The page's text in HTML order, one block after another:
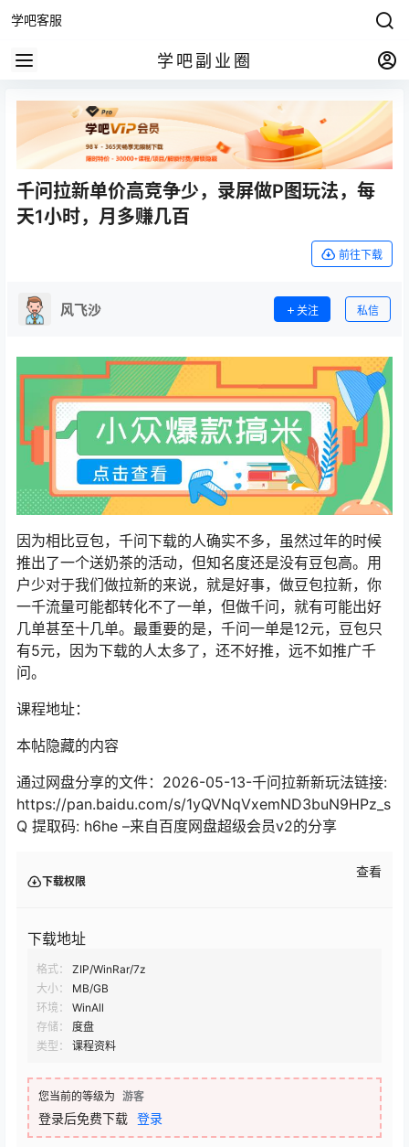
学吧客服
学吧副业圈
千问拉新单价高竞争少，录屏做P图玩法，每
天1小时，月多赚几百
前往下载
风飞沙 关注 私信
因为相比豆包，千问下载的人确实不多，虽然过年的时候
推出了一个送奶茶的活动，但知名度还是没有豆包高。用
户少对于我们做拉新的来说，就是好事，做豆包拉新，你
一千流量可能都转化不了一单，但做千问，就有可能出好
几单甚至十几单。最重要的是，千问一单是12元，豆包只
有5元，因为下载的人太多了，还不好推，远不如推广千
问。
课程地址：
本帖隐藏的内容
通过网盘分享的文件：2026-05-13-千问拉新新玩法链接:
https://pan.baidu.com/s/1yQVNqVxemND3buN9HPz_s
Q 提取码: h6he –来自百度网盘超级会员v2的分享
下载权限
查看
下载地址
格式：
ZIP/WinRar/7z
大小：
MB/GB
环境：
WinAll
存储：
度盘
类型：
课程资料
您当前的等级为 游客
登录后免费下载 登录